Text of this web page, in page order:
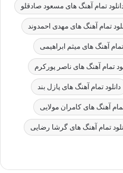
تمام آهنگ های مسعود صادقلو
تمام آهنگ های مهدی احمدوند
تمام آهنگ های میثم ابراهیمی
تمام آهنگ های ناصر پورکرم
دانلود تمام آهنگ های پازل بند
تمام آهنگ های کامران مولایی
تمام آهنگ های گرشا رضایی